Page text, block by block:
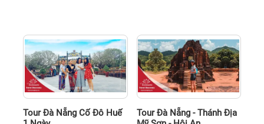
Tour Đà Nẵng Cố Đô Huế
Tour Đà Nẵng - Thánh Địa